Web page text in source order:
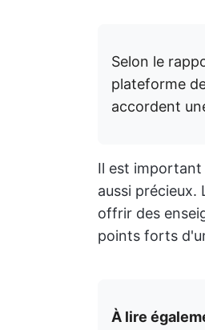
Selon le
plateforme
accordent
Il est
aussi précieux.
offrir des
points forts
À lire